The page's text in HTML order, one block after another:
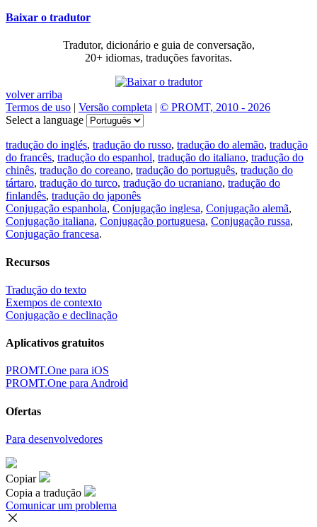
Baixar o tradutor
Tradutor, dicionário e guia de conversação,
20+ idiomas, traduções favoritas.
volver arriba
Termos de uso | Versão completa | © PROMT, 2010 - 2026
Select a language
tradução do inglés, tradução do russo, tradução do alemão, tradução
do francês, tradução do espanhol, tradução do italiano, tradução do
chinês, tradução do coreano, tradução do português, tradução do
tártaro, tradução do turco, tradução do ucraniano, tradução do
finlandês, tradução do japonês
Conjugação espanhola, Conjugação inglesa, Conjugação alemã,
Conjugação italiana, Conjugação portuguesa, Conjugação russa,
Conjugação francesa.
Recursos
Tradução do texto
Exempos de contexto
Conjugação e declinação
Aplicativos gratuitos
PROMT.One para iOS
PROMT.One para Android
Ofertas
Para desenvolvedores
Copiar
Copia a tradução
Comunicar um problema